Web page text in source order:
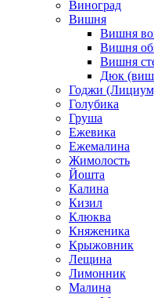
Виноград
Вишня
Вишня
Вишня
Вишня
Дюк
Годжи
Голубика
Груша
Ежевика
Ежемалина
Жимолость
Йошта
Калина
Кизил
Клюква
Княженика
Крыжовник
Лещина
Лимонник
Малина